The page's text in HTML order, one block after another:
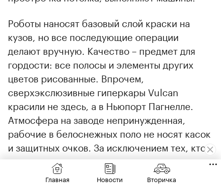
Роботы наносят базовый слой краски на
кузов, но все последующие операции
делают вручную. Качество – предмет для
гордости: все полосы и элементы других
цветов рисованные. Впрочем,
сверхэкслюзивные гиперкары Vulcan
красили не здесь, а в Ньюпорт Пагнелле.
Атмосфера на заводе непринужденная,
рабочие в белоснежных поло не носят касок
и защитных очков. За исключением тех, кто
трудится на вредных производствах: в
окрасочном цехе и цехе склейки кузовных
Главная Новости Вторичка